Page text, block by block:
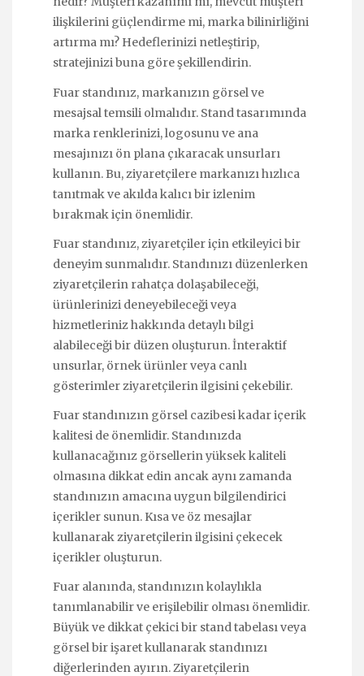
ilişkilerini güçlendirme mi, marka bilinirliğini
artırma mı? Hedeflerinizi netleştirip,
stratejinizi buna göre şekillendirin.
Fuar standınız, markanızın görsel ve
mesajsal temsili olmalıdır. Stand tasarımında
marka renklerinizi, logosunu ve ana
mesajınızı ön plana çıkaracak unsurları
kullanın. Bu, ziyaretçilere markanızı hızlıca
tanıtmak ve akılda kalıcı bir izlenim
bırakmak için önemlidir.
Fuar standınız, ziyaretçiler için etkileyici bir
deneyim sunmalıdır. Standınızı düzenlerken
ziyaretçilerin rahatça dolaşabileceği,
ürünlerinizi deneyebileceği veya
hizmetleriniz hakkında detaylı bilgi
alabileceği bir düzen oluşturun. İnteraktif
unsurlar, örnek ürünler veya canlı
gösterimler ziyaretçilerin ilgisini çekebilir.
Fuar standınızın görsel cazibesi kadar içerik
kalitesi de önemlidir. Standınızda
kullanacağınız görsellerin yüksek kaliteli
olmasına dikkat edin ancak aynı zamanda
standınızın amacına uygun bilgilendirici
içerikler sunun. Kısa ve öz mesajlar
kullanarak ziyaretçilerin ilgisini çekecek
içerikler oluşturun.
Fuar alanında, standınızın kolaylıkla
tanımlanabilir ve erişilebilir olması önemlidir.
Büyük ve dikkat çekici bir stand tabelası veya
görsel bir işaret kullanarak standınızı
diğerlerinden ayırın. Ziyaretçilerin